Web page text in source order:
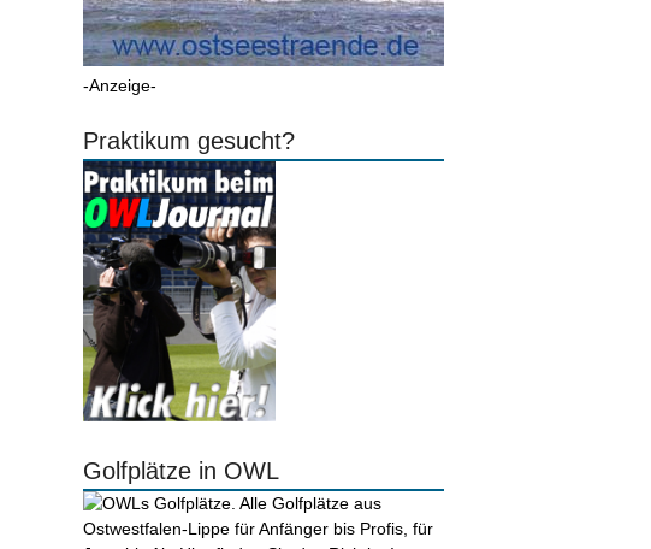
-Anzeige-
Praktikum gesucht?
Golfplätze in OWL